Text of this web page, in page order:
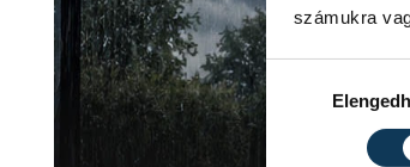
számukra
Hozzájárulás